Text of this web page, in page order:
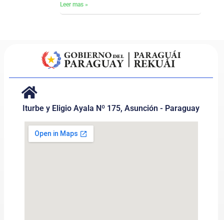
Leer mas »
Iturbe y Eligio Ayala Nº 175, Asunción - Paraguay